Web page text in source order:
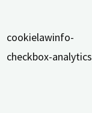
cookielawinfo-
checkbox-analytics